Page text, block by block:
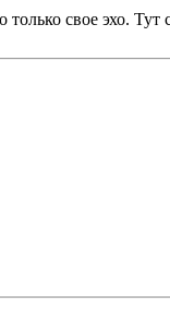
свое эхо. Тут